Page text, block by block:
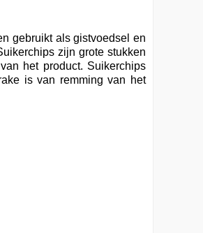
gebruikt als gistvoedsel en
zijn grote stukken
het product. Suikerchips
is van remming van het